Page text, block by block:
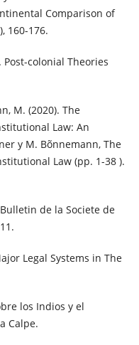
Comparison of
160-176.
Post-colonial Theories
M. (2020). The
Law: An
y M. Bõnnemann, The
Law (pp. 1-38 ).
de la Societe de
Legal Systems in The
los Indios y el
Calpe.